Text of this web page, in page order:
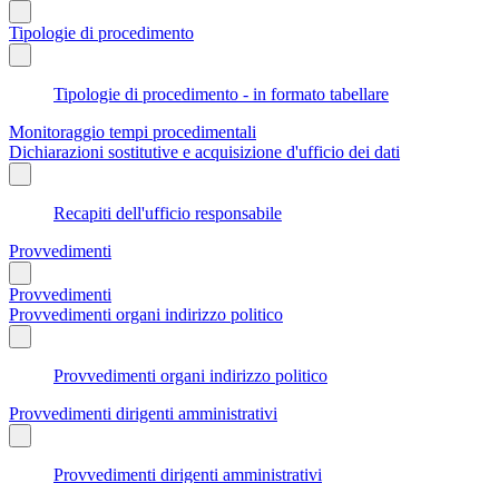
Tipologie di procedimento
Tipologie di procedimento - in formato tabellare
Monitoraggio tempi procedimentali
Dichiarazioni sostitutive e acquisizione d'ufficio dei dati
Recapiti dell'ufficio responsabile
Provvedimenti
Provvedimenti
Provvedimenti organi indirizzo politico
Provvedimenti organi indirizzo politico
Provvedimenti dirigenti amministrativi
Provvedimenti dirigenti amministrativi